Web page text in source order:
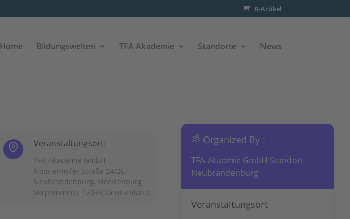
0-Artikel
Home Bildungswelten TFA Akademie Standorte News
Veranstaltungsort:
TFA-Akademie GmbH,
Nonnenhofer Straße 24/26,
Neubrandenburg, Mecklenburg
Vorpommern, 17033, Deutschland
Organized By :
TFA-Akadmie GmbH Standort
Neubrandenburg
Veranstaltungsort